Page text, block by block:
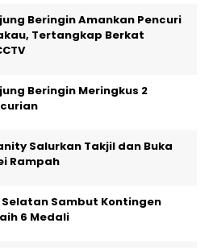
Beringin Amankan Pencuri
Tertangkap Berkat
Beringin Meringkus 2
Salurkan Takjil dan Buka
Rampah
Selatan Sambut Kontingen
6 Medali